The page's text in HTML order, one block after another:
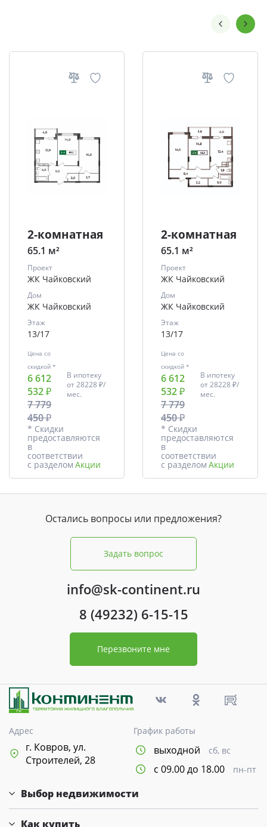
2-комнатная
65.1 м²
Проект
ЖК Чайковский
Дом
ЖК Чайковский
Этаж
13/17
Цена со
скидкой *
6 612
532 ₽
7 779
450 ₽
В ипотеку
от28228 ₽/
мес.
* Скидки
предоставляются
в
соответствии
с разделом Акции
2-комнатная
65.1 м²
Проект
ЖК Чайковский
Дом
ЖК Чайковский
Этаж
13/17
Цена со
скидкой *
6 612
532 ₽
7 779
450 ₽
В ипотеку
от28228 ₽/
мес.
* Скидки
предоставляются
в
соответствии
с разделом Акции
Остались вопросы или предложения?
Задать вопрос
info@sk-continent.ru
8 (49232) 6-15-15
Перезвоните мне
Адрес
г. Ковров, ул.
Строителей, 28
График работы
выходной сб, вс
с 09.00 до 18.00 пн-пт
Выбор недвижимости
Как купить